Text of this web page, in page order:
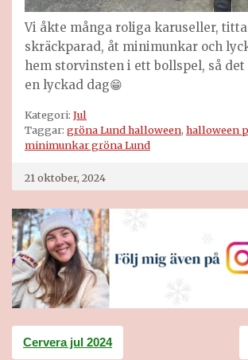
Vi åkte många roliga karuseller,
skräckparad, åt minimunkar och
hem storvinsten i ett bollspel, så
en lyckad dag😁
Kategori: Jul
Taggar: gröna Lund halloween, halloween
minimunkar gröna Lund
21 oktober, 2024
Inläggsnavigering
Cervera jul 2024